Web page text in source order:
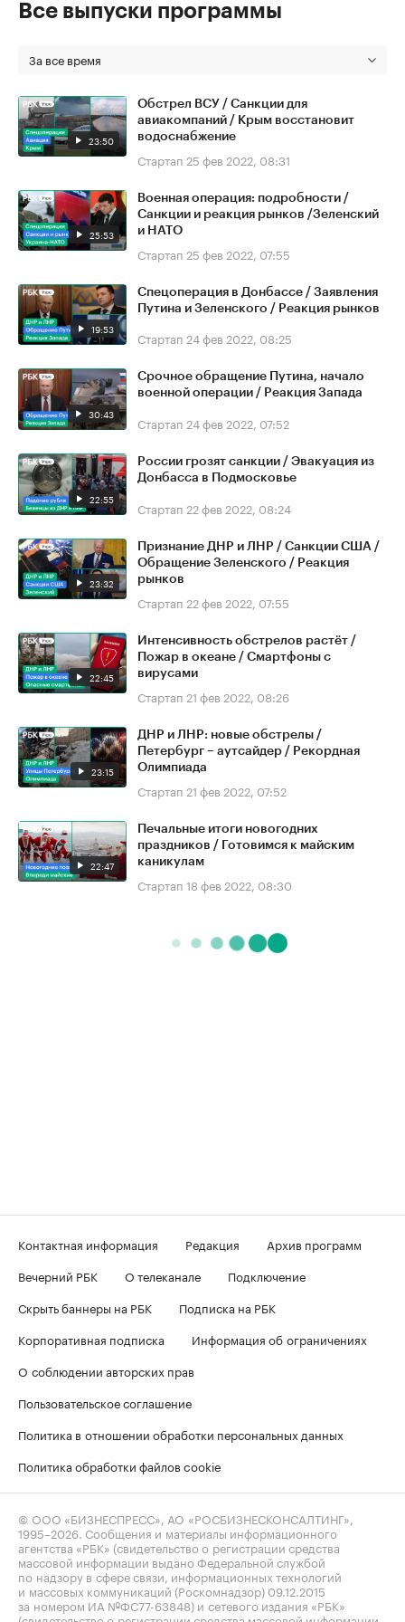
Все выпуски программы
За все время
23:50
Обстрел ВСУ / Санкции для
авиакомпаний / Крым восстановит
водоснабжение
Стартап 25 фев 2022, 08:31
25:53
Военная операция: подробности /
Санкции и реакция рынков /Зеленский
и НАТО
Стартап 25 фев 2022, 07:55
19:53
Спецоперация в Донбассе / Заявления
Путина и Зеленского / Реакция рынков
Стартап 24 фев 2022, 08:25
30:43
Срочное обращение Путина, начало
военной операции / Реакция Запада
Стартап 24 фев 2022, 07:52
22:55
России грозят санкции / Эвакуация из
Донбасса в Подмосковье
Стартап 22 фев 2022, 08:24
23:32
Признание ДНР и ЛНР / Санкции США /
Обращение Зеленского / Реакция
рынков
Стартап 22 фев 2022, 07:55
22:45
Интенсивность обстрелов растёт /
Пожар в океане / Смартфоны с
вирусами
Стартап 21 фев 2022, 08:26
23:15
ДНР и ЛНР: новые обстрелы /
Петербург – аутсайдер / Рекордная
Олимпиада
Стартап 21 фев 2022, 07:52
22:47
Печальные итоги новогодних
праздников / Готовимся к майским
каникулам
Стартап 18 фев 2022, 08:30
Контактная информация Редакция
Архив программ
Вечерний РБК
О телеканале
Подключение
Скрыть баннеры на РБК
Подписка на РБК
Корпоративная подписка
Информация об ограничениях
О соблюдении авторских прав
Пользовательское соглашение
Политика в отношении обработки персональных данных
Политика обработки файлов cookie
© ООО «БИЗНЕСПРЕСС», АО «РОСБИЗНЕСКОНСАЛТИНГ»,
1995–2026 . Сообщения и материалы информационного
агентства «РБК» (свидетельство о регистрации средства
массовой информации выдано Федеральной службой
по надзору в сфере связи, информационных технологий
и массовых коммуникаций (Роскомнадзор) 09.12.2015
за номером ИА №ФС77-63848) и сетевого издания «РБК»